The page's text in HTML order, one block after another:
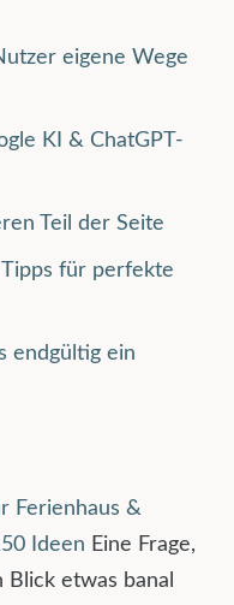
eigene Wege
KI & ChatGPT-
Teil der Seite
für perfekte
endgültig ein
Ferienhaus &
Ideen Eine Frage,
etwas banal